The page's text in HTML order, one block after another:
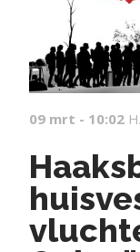
09 mrt - 10:02